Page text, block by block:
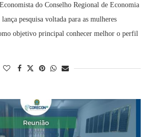
do Conselho Regional de Economia
pesquisa voltada para as mulheres
objetivo principal conhecer melhor o perfil